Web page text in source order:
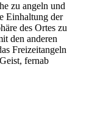
zu angeln und
Einhaltung der
des Ortes zu
den anderen
Freizeitangeln
fernab